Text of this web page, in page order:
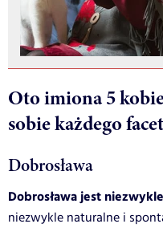
Oto imiona 5
sobie każdego
Dobrosława
Dobrosława jest
niezwykle naturalne i